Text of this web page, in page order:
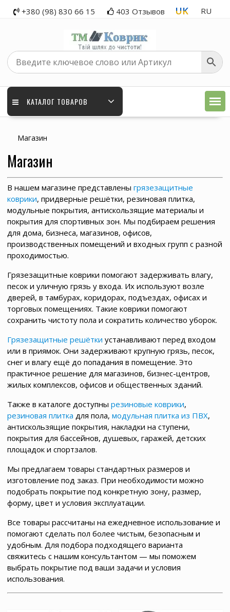
+380 (98) 830 66 15 403 Отзывов UK RU
КАТАЛОГ ТОВАРОВ
Магазин
Магазин
В нашем магазине представлены грязезащитные
коврики, придверные решётки, резиновая плитка,
модульные покрытия, антискользящие материалы и
покрытия для спортивных зон. Мы подбираем решения
для дома, бизнеса, магазинов, офисов,
производственных помещений и входных групп с разной
проходимостью.
Грязезащитные коврики помогают задерживать влагу,
песок и уличную грязь у входа. Их используют возле
дверей, в тамбурах, коридорах, подъездах, офисах и
торговых помещениях. Такие коврики помогают
сохранить чистоту пола и сократить количество уборок.
Грязезащитные решётки устанавливают перед входом
или в приямок. Они задерживают крупную грязь, песок,
снег и влагу ещё до попадания в помещение. Это
практичное решение для магазинов, бизнес-центров,
жилых комплексов, офисов и общественных зданий.
Также в каталоге доступны резиновые коврики,
резиновая плитка для пола, модульная плитка из ПВХ,
антискользящие покрытия, накладки на ступени,
покрытия для бассейнов, душевых, гаражей, детских
площадок и спортзалов.
Мы предлагаем товары стандартных размеров и
изготовление под заказ. При необходимости можно
подобрать покрытие под конкретную зону, размер,
форму, цвет и условия эксплуатации.
Все товары рассчитаны на ежедневное использование и
помогают сделать пол более чистым, безопасным и
удобным. Для подбора подходящего варианта
свяжитесь с нашим консультантом — мы поможем
выбрать покрытие под ваши задачи и условия
использования.